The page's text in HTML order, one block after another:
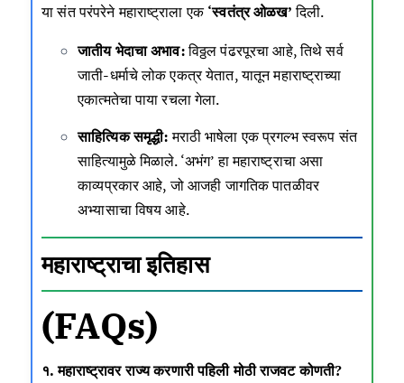
या संत परंपरेने महाराष्ट्राला एक‘स्वतंत्र ओळख’दिली.
जातीय भेदाचा अभाव:विठ्ठल पंढरपूरचा आहे, तिथे सर्व
जाती-धर्माचे लोक एकत्र येतात, यातून महाराष्ट्राच्या
एकात्मतेचा पाया रचला गेला.
साहित्यिक समृद्धी:मराठी भाषेला एक प्रगल्भ स्वरूप संत
साहित्यामुळे मिळाले. ‘अभंग’ हा महाराष्ट्राचा असा
काव्यप्रकार आहे, जो आजही जागतिक पातळीवर
अभ्यासाचा विषय आहे.
महाराष्ट्राचा इतिहास
(FAQs)
१. महाराष्ट्रावर राज्य करणारी पहिली मोठी राजवट कोणती?